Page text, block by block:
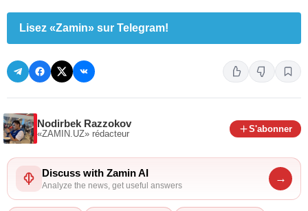
Lisez «Zamin» sur Telegram!
Nodirbek Razzokov
«ZAMIN.UZ» rédacteur
S'abonner
Discuss with Zamin AI
Analyze the news, get useful answers
→